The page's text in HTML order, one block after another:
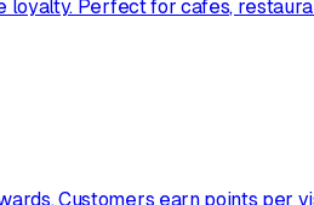
Perfect for cafes,
Customers earn points per